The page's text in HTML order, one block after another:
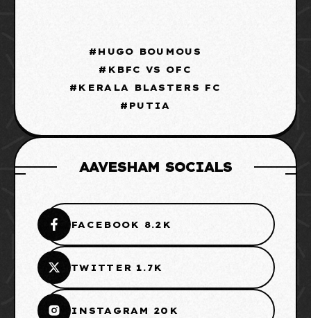
HUGO BOUMOUS
KBFC VS OFC
KERALA BLASTERS FC
PUTIA
AAVESHAM SOCIALS
FACEBOOK 8.2K
TWITTER 1.7K
INSTAGRAM 20K